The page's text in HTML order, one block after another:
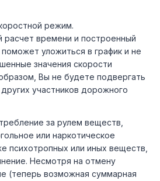
режим.
расчет времени и построенный
уложиться в график и не
значения скорости
Вы не будете подвергать
участников дорожного
за рулем веществ,
или наркотическое
психотропных или иных веществ,
Несмотря на отмену
(теперь возможная суммарная